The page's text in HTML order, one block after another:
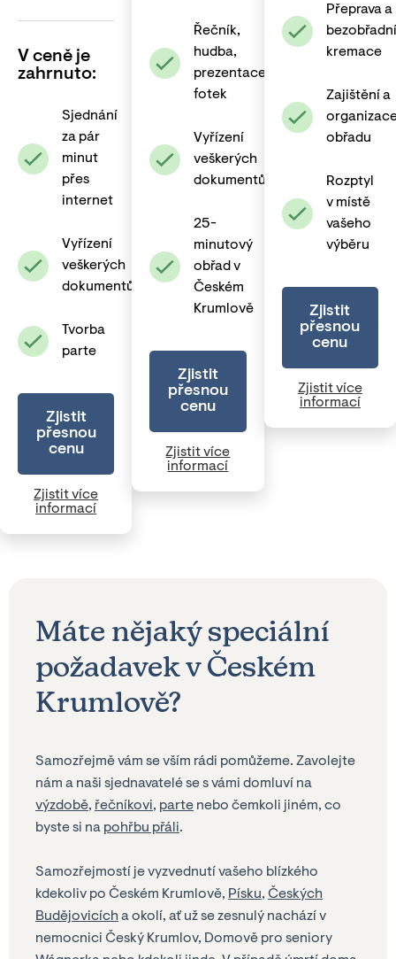
V ceně je
zahrnuto:
Sjednání
za pár
minut
přes
internet
Vyřízení
veškerých
dokumentů
Tvorba
parte
Zjistit
přesnou
cenu
Zjistit více
informací
Řečník,
hudba,
prezentace
fotek
Vyřízení
veškerých
dokumentů
25-
minutový
obřad v
Českém
Krumlově
Zjistit
přesnou
cenu
Zjistit více
informací
Přeprava a
bezobřadní
kremace
Zajištění a
obřadu
Rozptyl
v místě
vašeho
výběru
Zjistit
přesnou
cenu
Zjistit více
informací
Máte nějaký speciální
požadavek v Českém
Krumlově?
Samozřejmě vám se vším rádi pomůžeme. Zavolejte
nám a naši sjednavatelé se s vámi domluví na
výzdobě, řečníkovi, parte nebo čemkoli jiném, co
byste si na pohřbu přáli.
Samozřejmostí je vyzvednutí vašeho blízkého
kdekoliv po Českém Krumlově, Písku, Českých
Budějovicích a okolí, ať už se zesnulý nachází v
nemocnici Český Krumlov, Domově pro seniory